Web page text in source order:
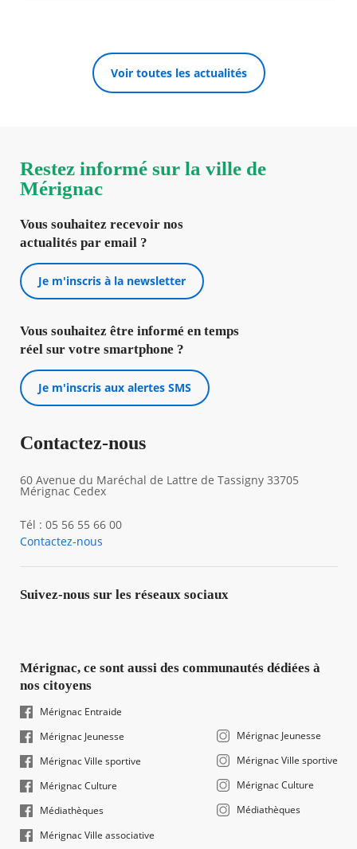
Voir toutes les actualités
Restez informé sur la ville de
Mérignac
Vous souhaitez recevoir nos
actualités par email ?
Je m'inscris à la newsletter
Vous souhaitez être informé en temps
réel sur votre smartphone ?
Je m'inscris aux alertes SMS
Contactez-nous
60 Avenue du Maréchal de Lattre de Tassigny 33705
Mérignac Cedex
Tél : 05 56 55 66 00
Contactez-nous
Suivez-nous sur les réseaux sociaux
Mérignac, ce sont aussi des communautés dédiées à
nos citoyens
Mérignac Entraide
Mérignac Jeunesse
Mérignac Ville sportive
Mérignac Culture
Médiathèques
Mérignac Ville associative
Mérignac Jeunesse
Mérignac Ville sportive
Mérignac Culture
Médiathèques